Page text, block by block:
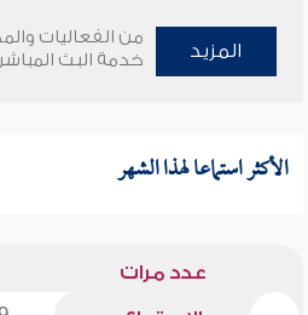
المزيد
من الفعاليات
خدمة البث المباشر
الأكثر استماعا لهذا الشهر
عدد مرات